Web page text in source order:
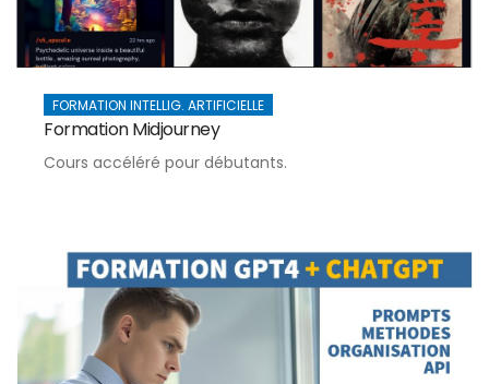
FORMATION INTELLIG. ARTIFICIELLE
Formation Midjourney
Cours accéléré pour débutants.